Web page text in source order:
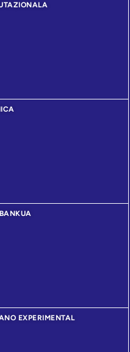
EXPERIMENTAL